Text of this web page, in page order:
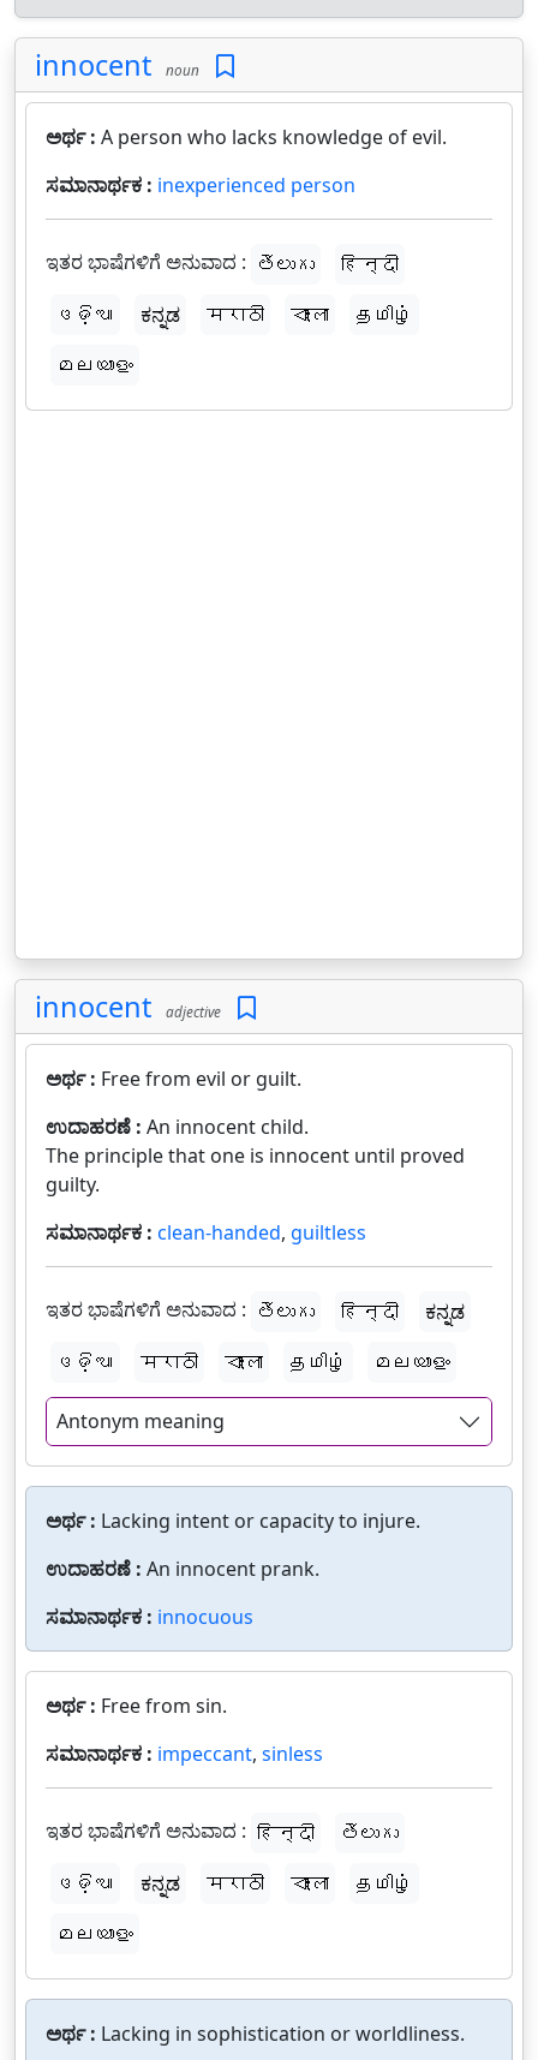
innocent noun
ಅರ್ಥ : A person who lacks knowledge of evil.
ಸಮಾನಾರ್ಥಕ : inexperienced person
ಇತರ ಭಾಷೆಗಳಿಗೆ ಅನುವಾದ : తెలుగు
हिन्दी
ଓଡ଼ିଆ
ಕನ್ನಡ मराठी বাংলা
தமிழ்
മലയാളം
innocent adjective
ಅರ್ಥ : Free from evil or guilt.
ಉದಾಹರಣೆ : An innocent child.
The principle that one is innocent until proved
guilty.
ಸಮಾನಾರ್ಥಕ : clean-handed, guiltless
ಇತರ ಭಾಷೆಗಳಿಗೆ ಅನುವಾದ : తెలుగు हिन्दी
ಕನ್ನಡ
ଓଡ଼ିଆ
मराठी বাংলা தமிழ் മലയാളം
Antonym meaning
ಅರ್ಥ : Lacking intent or capacity to injure.
ಉದಾಹರಣೆ : An innocent prank.
ಸಮಾನಾರ್ಥಕ : innocuous
ಅರ್ಥ : Free from sin.
ಸಮಾನಾರ್ಥಕ : impeccant, sinless
ಇತರ ಭಾಷೆಗಳಿಗೆ ಅನುವಾದ : हिन्दी
తెలుగు
ଓଡ଼ିଆ
ಕನ್ನಡ मराठी বাংলা
தமிழ்
മലയാളം
ಅರ್ಥ : Lacking in sophistication or worldliness.